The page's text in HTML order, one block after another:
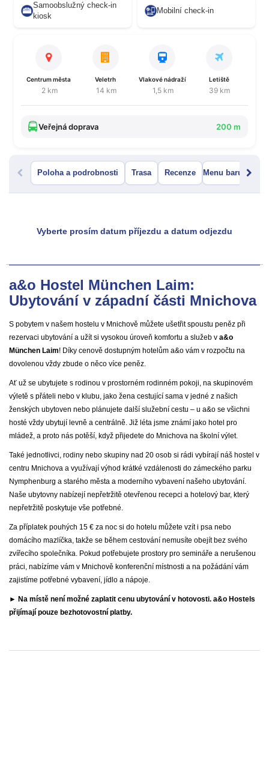
Samoobslužný check-in
kiosk
Mobilní check-in
Centrum města
2 km
Veletrh
14 km
Vlakové nádraží
1,5 km
Letiště
39 km
Veřejná doprava 200 m
Poloha a podrobnosti Trasa Recenze Menu baru
Vyberte prosím datum příjezdu a datum odjezdu
a&o Hostel München Laim:
Ubytování v západní části Mnichova
S pobytem v našem hostelu v Mnichově můžete ušetřit spoustu peněz při
rezervaci ubytování a užít si vysokou úroveň komfortu a služeb v a&o
München Laim! Díky cenově dostupným hotelům a&o vám v rozpočtu na
dovolenou vždy zbude o něco více peněz.
Ať už se ubytujete s rodinou v prostorném rodinném pokoji, na skupinovém
výletě s přáteli nebo v klubu, jako žena cestující sama v jedné z našich
ženských ubytoven nebo plánujete další služební cestu – u a&o se všichni
hosté vždy ubytují levně a centrálně. Již léta jsme známí jako hotel pro
mládež, a proto nás potěší, když přijedete do Mnichova na školní výlet.
Také jednotlivci, rodiny nebo skupiny nad 20 osob si rádi vybírají náš hostel v
centru Mnichova a využívají výhod krátké vzdálenosti do zámeckého parku
Nymphenburg a starého města a moderního vybavení našeho ubytování.
Naše ubytovny nabízejí nepřetržitě otevřenou recepci a hotelový bar, který
nepřetržitě poskytuje vše potřebné.
Za příplatek pouhých 15 € za noc si do hotelu můžete vzít i psa nebo
domácího mazlíčka, takže se během cestování nemusíte obejít bez svého
zvířecího společníka. Pokud potřebujete prostory pro semináře a nerušenou
práci, nabízíme vám v Mnichově konferenční místnosti a na požádání vám
zajistíme potřebné vybavení, jídlo a nápoje.
► Na místě není možné zaplatit cenu ubytování v hotovosti. a&o Hostels
přijímají pouze bezhotovostní platby.